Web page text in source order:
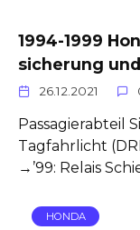
1994-1999
sicherung
26.12.2021
Passagierabteil
Tagfahrlicht
→’99: Relais
HONDA